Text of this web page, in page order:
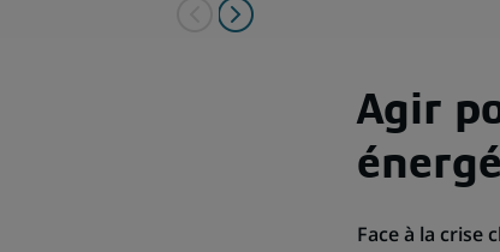
Agir
Face à la crise